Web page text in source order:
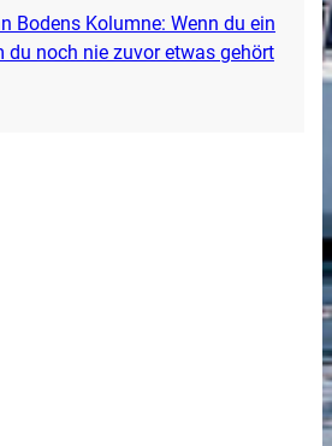
Bodens Kolumne: Wenn du ein
du noch nie zuvor etwas gehört